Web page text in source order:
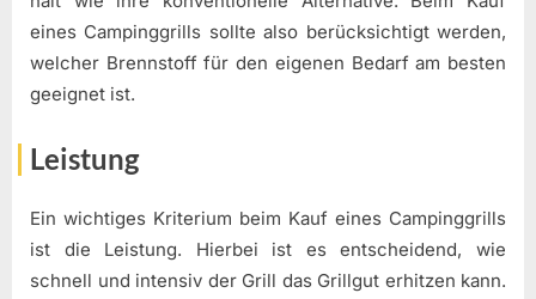
eines Campinggrills sollte also berücksichtigt werden,
welcher Brennstoff für den eigenen Bedarf am besten
geeignet ist.
Leistung
Ein wichtiges Kriterium beim Kauf eines Campinggrills
ist die Leistung. Hierbei ist es entscheidend, wie
schnell und intensiv der Grill das Grillgut erhitzen kann.